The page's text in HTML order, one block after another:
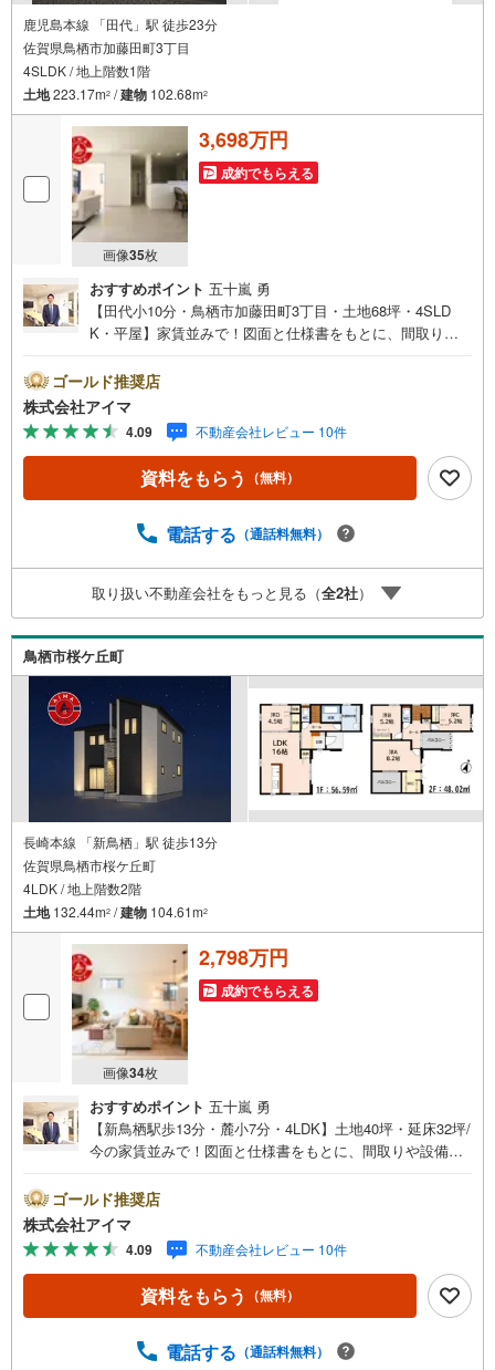
鹿児島本線 「田代」駅 徒歩23分
佐賀県鳥栖市加藤田町3丁目
4SLDK / 地上階数1階
土地223.17m2 /建物 102.68m2
画像35枚
3,698万円
成約でもらえる
おすすめポイント 五十嵐 勇
【田代小10分・鳥栖市加藤田町3丁目・土地68坪・4SLD
K・平屋】家賃並みで！図面と仕様書をもとに、間取りや
ンフロア設計で、子育て期からシニア期まで安心して暮ら
せます。■通学・周辺2駅を使い分けできます。■アイマの
サポートアイマは佐賀の新築一戸建て・マンションの専門
店です大手ネット銀行はじめ多数の金融機関と提携/最長50
年の返済プランもご用意平日も夜間もご見学OK/ご自宅・
最寄り駅まで送迎無料/オンライン相談OK「見るだけ」
と言われた方、転職後で審査にご不安の方もご相談くださ
ば調整しやすく、当日でも空きがあればご案内できます。
お子様連れでもどうぞ。現地でご覧いただきたい点や、周
辺の様子についてもその場でご説明いたします■お問い合わ
せご不明な点はお気軽にお尋ねください/資料のご送付も承
りますご希望の借入条件でのご返済額の試算も、その場で
お出しできます
ゴールド推奨店
株式会社アイマ
4.09 不動産会社レビュー 10件
資料をもらう （無料）
電話する （通話料無料）
取り扱い不動産会社をもっと見る（全2社）
鳥栖市桜ケ丘町
長崎本線 「新鳥栖」駅 徒歩13分
佐賀県鳥栖市桜ケ丘町
4LDK / 地上階数2階
土地132.44m2 /建物 104.61m2
画像34枚
2,798万円
成約でもらえる
おすすめポイント 五十嵐 勇
【新鳥栖駅歩13分・麓小7分・4LDK】土地40坪・延床32坪/
今の家賃並みで！図面と仕様書をもとに、間取りや設備を
K・LDK15帖以上。土地約40坪・延床約32坪と、暮らしの
広さを数字でご確認いただけます。■品質・保証住まいの品
質を支える裏付けです。基礎は面で支えるベタ基礎。地盤
調査を実施済み。完了検査済証の交付済み。ほかにフラッ
ト35Sに対応・フラット35S適合証明書も備えます。■防犯
対策留守中も夜も頼れる防犯設備です。複製されにくいデ
ったまま開錠できるタッチキー。ほかにカードキーも備え
ゴールド推奨店
株式会社アイマ
4.09 不動産会社レビュー 10件
資料をもらう （無料）
電話する （通話料無料）